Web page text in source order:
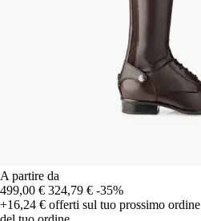
A partire da
499,00 € 324,79 € -35%
+16,24 € offerti sul tuo prossimo ordine